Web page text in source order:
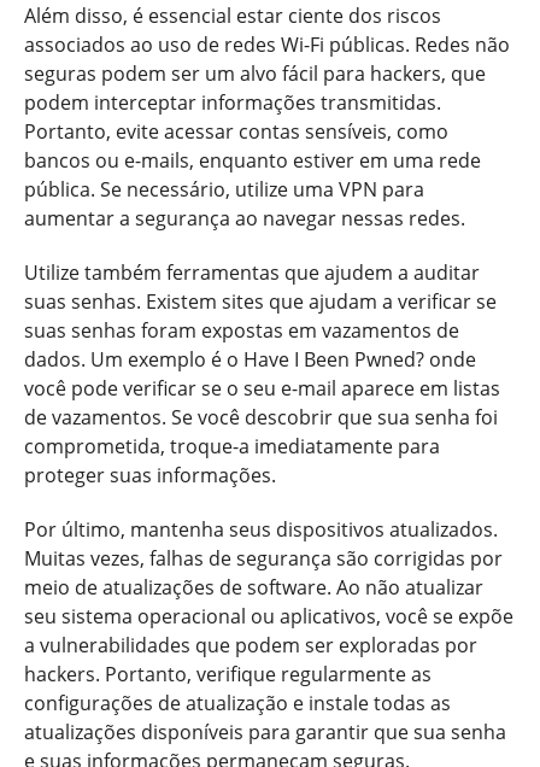
Além disso, é essencial estar ciente dos riscos
associados ao uso de redes Wi-Fi públicas. Redes não
seguras podem ser um alvo fácil para hackers, que
podem interceptar informações transmitidas.
Portanto, evite acessar contas sensíveis, como
bancos ou e-mails, enquanto estiver em uma rede
pública. Se necessário, utilize uma VPN para
aumentar a segurança ao navegar nessas redes.
Utilize também ferramentas que ajudem a auditar
suas senhas. Existem sites que ajudam a verificar se
suas senhas foram expostas em vazamentos de
dados. Um exemplo é o Have I Been Pwned? onde
você pode verificar se o seu e-mail aparece em listas
de vazamentos. Se você descobrir que sua senha foi
comprometida, troque-a imediatamente para
proteger suas informações.
Por último, mantenha seus dispositivos atualizados.
Muitas vezes, falhas de segurança são corrigidas por
meio de atualizações de software. Ao não atualizar
seu sistema operacional ou aplicativos, você se expõe
a vulnerabilidades que podem ser exploradas por
hackers. Portanto, verifique regularmente as
configurações de atualização e instale todas as
atualizações disponíveis para garantir que sua senha
e suas informações permaneçam seguras.